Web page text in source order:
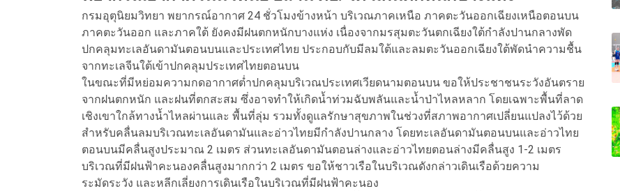
กรมอุตุนิยมวิทยา พยากรณ์อากาศ 24 ชั่วโมงข้างหน้า บริเวณภาคเหนือ ภาคตะวันออกเฉียงเหนือตอนบน
ภาคตะวันออก และภาคใต้ ยังคงมีฝนตกหนักบางแห่ง เนื่องจากมรสุมตะวันตกเฉียงใต้กำลังปานกลางพัด
ปกคลุมทะเลอันดามันตอนบนและประเทศไทย ประกอบกับมีลมใต้และลมตะวันออกเฉียงใต้พัดนำความชื้น
จากทะเลจีนใต้เข้าปกคลุมประเทศไทยตอนบน
ในขณะที่มีหย่อมความกดอากาศต่ำปกคลุมบริเวณประเทศเวียดนามตอนบน ขอให้ประชาชนระวังอันตราย
จากฝนตกหนัก และฝนที่ตกสะสม ซึ่งอาจทำให้เกิดน้ำท่วมฉับพลันและน้ำป่าไหลหลาก โดยเฉพาะพื้นที่ลาด
เชิงเขาใกล้ทางน้ำไหลผ่านและ พื้นที่ลุ่ม รวมทั้งดูแลรักษาสุขภาพในช่วงที่สภาพอากาศเปลี่ยนแปลงไว้ด้วย
สำหรับคลื่นลมบริเวณทะเลอันดามันและอ่าวไทยมีกำลังปานกลาง โดยทะเลอันดามันตอนบนและอ่าวไทย
ตอนบนมีคลื่นสูงประมาณ 2 เมตร ส่วนทะเลอันดามันตอนล่างและอ่าวไทยตอนล่างมีคลื่นสูง 1-2 เมตร
บริเวณที่มีฝนฟ้าคะนองคลื่นสูงมากกว่า 2 เมตร ขอให้ชาวเรือในบริเวณดังกล่าวเดินเรือด้วยความ
ระมัดระวัง และหลีกเลี่ยงการเดินเรือในบริเวณที่มีฝนฟ้าคะนอง